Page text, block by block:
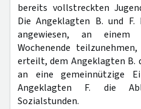
bereits vollstreckten
Die Angeklagten B. und
angewiesen, an einem
Wochenende
erteilt, dem Angeklagten B.
an eine gemeinnützige
Angeklagten F. die
Sozialstunden.